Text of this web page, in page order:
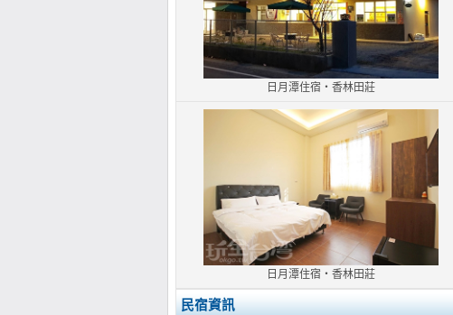
日月潭住宿‧香林田莊
日月潭住宿‧香林田莊
民宿資訊